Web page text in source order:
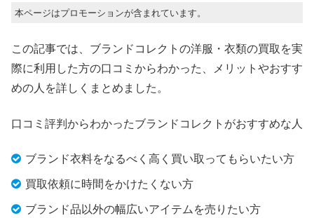
本ページはプロモーションが含まれています。
この記事では、ブランドコレクトの洋服・衣類の買取を実
際に利用した方の口コミからわかった、メリットやおすす
めの人を詳しくまとめました。
口コミ評判からわかったブランドコレクトがおすすめな人
ブランド衣料をなるべく高く買い取ってもらいたい方
買取依頼に時間をかけたくない方
ブランド品以外の幅広いアイテムを売りたい方